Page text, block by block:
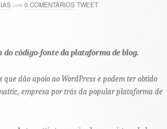
com 0 COMENTÁRIOS TWEET
código-fonte da plataforma de blog.
dão apoio ao WordPress e podem ter obtido
empresa por trás da popular plataforma de